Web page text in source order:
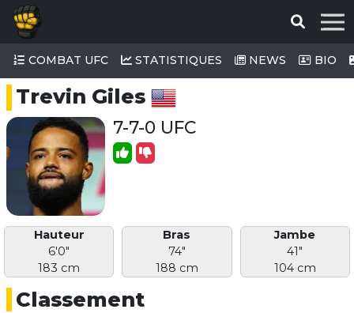
COMBAT UFC STATISTIQUES NEWS BIO
Trevin Giles
7-7-0 UFC
Hauteur
6'0"
183 cm
Bras
74"
188 cm
Jambe
41"
104 cm
Classement